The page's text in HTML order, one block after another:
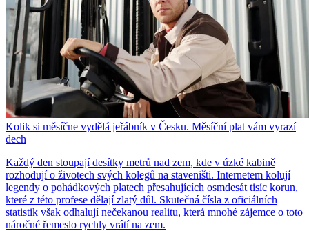
Kolik si měsíčne vydělá jeřábník v Česku. Měsíční plat vám vyrazí
dech
Každý den stoupají desítky metrů nad zem, kde v úzké kabině
rozhodují o životech svých kolegů na staveništi. Internetem kolují
legendy o pohádkových platech přesahujících osmdesát tisíc korun,
které z této profese dělají zlatý důl. Skutečná čísla z oficiálních
statistik však odhalují nečekanou realitu, která mnohé zájemce o toto
náročné řemeslo rychly vrátí na zem.